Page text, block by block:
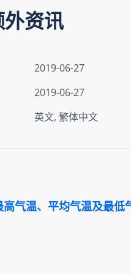
资讯
2019-06-27
2019-06-27
英文, 繁体中文
高气温、平均气温及最低